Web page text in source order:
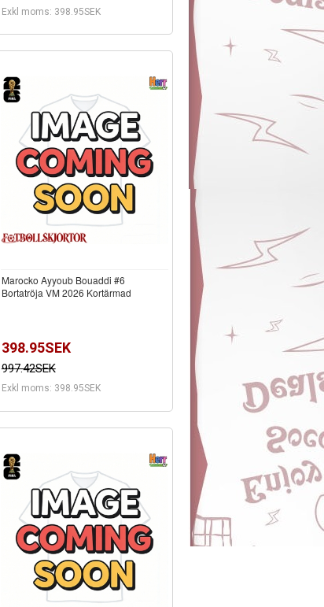
Exkl moms: 398.95SEK
Marocko Ayyoub Bouaddi #6
Bortatröja VM 2026 Kortärmad
398.95SEK
997.42SEK
Exkl moms: 398.95SEK